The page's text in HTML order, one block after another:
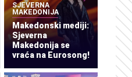
SJEVERNA
MAKEDONIJA
Makedonski mediji:
Sjeverna
Makedonija se
vraća na Eurosong!